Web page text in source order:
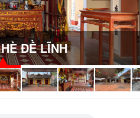
ĐỀ LĨNH